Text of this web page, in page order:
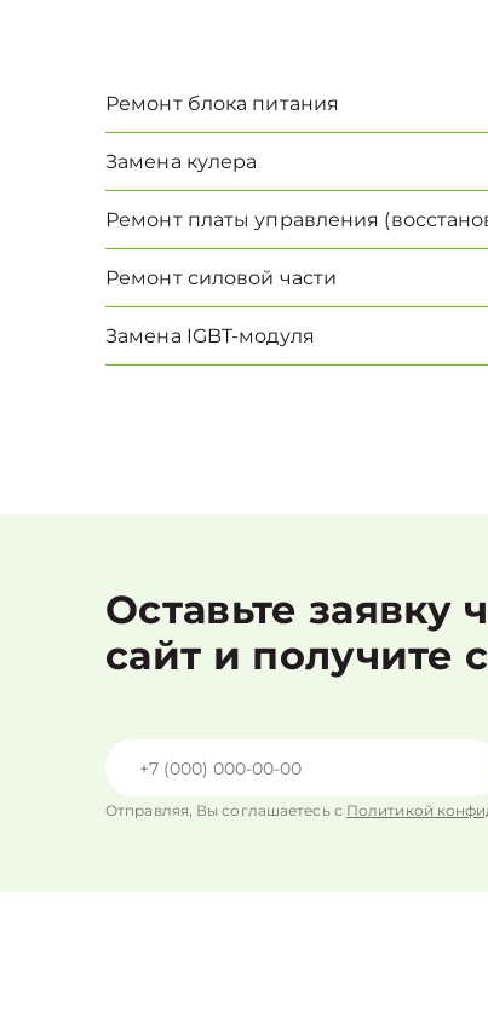
Ремонт блока питания
Замена кулера
Ремонт платы управления
Ремонт силовой части
Замена IGBT-модуля
Оставьте заявку
сайт и получите
Отправляя, Вы соглашаетесь с Политикой